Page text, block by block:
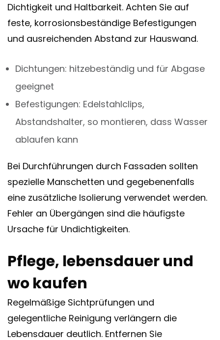
Dichtigkeit und Haltbarkeit. Achten Sie auf
feste, korrosionsbeständige Befestigungen
und ausreichenden Abstand zur Hauswand.
Dichtungen: hitzebeständig und für Abgase
geeignet
Befestigungen: Edelstahlclips,
Abstandshalter, so montieren, dass Wasser
ablaufen kann
Bei Durchführungen durch Fassaden sollten
spezielle Manschetten und gegebenenfalls
eine zusätzliche Isolierung verwendet werden.
Fehler an Übergängen sind die häufigste
Ursache für Undichtigkeiten.
Pflege, lebensdauer und
wo kaufen
Regelmäßige Sichtprüfungen und
gelegentliche Reinigung verlängern die
Lebensdauer deutlich. Entfernen Sie